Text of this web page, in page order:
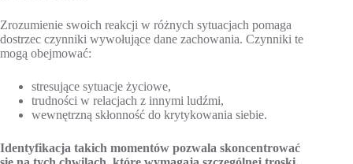
Zrozumienie swoich reakcji w różnych sytuacjach pomaga
dostrzec czynniki wywołujące dane zachowania. Czynniki te
mogą obejmować:
stresujące sytuacje życiowe,
trudności w relacjach z innymi ludźmi,
wewnętrzną skłonność do krytykowania siebie.
Identyfikacja takich momentów pozwala skoncentrować